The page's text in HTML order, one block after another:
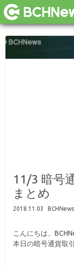
11/3 暗号
まとめ
2018.11.03
こんにちは、
本日の暗号通貨取